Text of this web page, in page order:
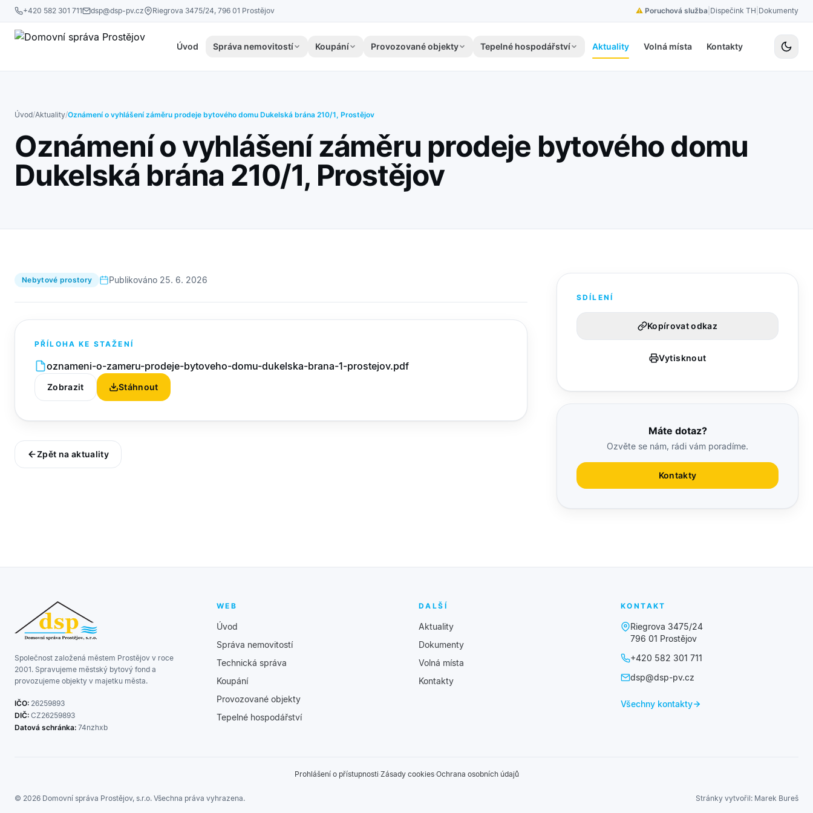
Přeskočit na obsah
+420 582 301 711 dsp@dsp-pv.cz Riegrova 3475/24, 796 01 Prostějov ⚠ Poruchová služba Dispečink TH Dokumenty
Úvod Správa nemovitostí Koupání Provozované objekty Tepelné hospodářství Aktuality Volná místa Kontakty
Úvod/Aktuality/Oznámení o vyhlášení záměru prodeje bytového domu Dukelská brána 210/1, Prostějov
Oznámení o vyhlášení záměru prodeje bytového domu
Dukelská brána 210/1, Prostějov
Nebytové prostory Publikováno 25. 6. 2026
PŘÍLOHA KE STAŽENÍ
oznameni-o-zameru-prodeje-bytoveho-domu-dukelska-brana-1-prostejov.pdf
Zobrazit Stáhnout
Zpět na aktuality
SDÍLENÍ
Kopírovat odkaz
Vytisknout
Máte dotaz?
Ozvěte se nám, rádi vám poradíme.
Kontakty
Společnost založená městem Prostějov v roce
2001. Spravujeme městský bytový fond a
provozujeme objekty v majetku města.
IČO: 26259893
DIČ: CZ26259893
Datová schránka: 74nzhxb
WEB
Úvod
Správa nemovitostí
Technická správa
Koupání
Provozované objekty
Tepelné hospodářství
DALŠÍ
Aktuality
Dokumenty
Volná místa
Kontakty
KONTAKT
Riegrova 3475/24
796 01 Prostějov
+420 582 301 711
dsp@dsp-pv.cz
Všechny kontakty
Prohlášení o přístupnosti·Zásady cookies·Ochrana osobních údajů
© 2026 Domovní správa Prostějov, s.r.o. Všechna práva vyhrazena. Stránky vytvořil: Marek Bureš